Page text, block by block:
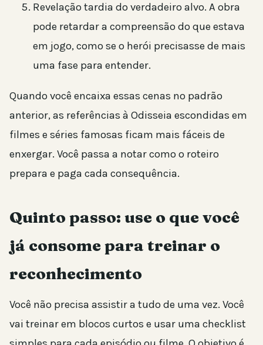
Revelação tardia do verdadeiro alvo. A obra
pode retardar a compreensão do que estava
em jogo, como se o herói precisasse de mais
uma fase para entender.
Quando você encaixa essas cenas no padrão
anterior, as referências à Odisseia escondidas em
filmes e séries famosas ficam mais fáceis de
enxergar. Você passa a notar como o roteiro
prepara e paga cada consequência.
Quinto passo: use o que você
já consome para treinar o
reconhecimento
Você não precisa assistir a tudo de uma vez. Você
vai treinar em blocos curtos e usar uma checklist